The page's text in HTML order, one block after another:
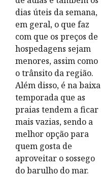
dias úteis da semana,
em geral, o que faz
com que os preços de
hospedagens sejam
menores, assim como
o trânsito da região.
Além disso, é na baixa
temporada que as
praias tendem a ficar
mais vazias, sendo a
melhor opção para
quem gosta de
aproveitar o sossego
do barulho do mar.